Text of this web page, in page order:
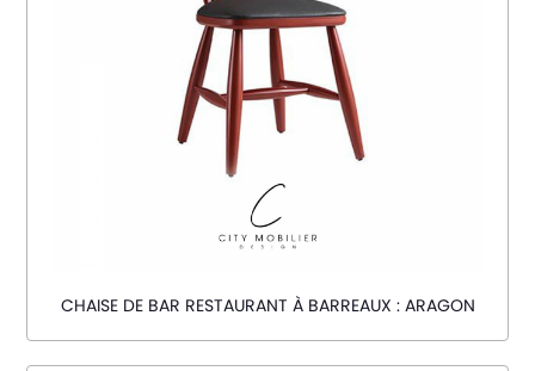
CHAISE DE BAR RESTAURANT À BARREAUX : ARAGON